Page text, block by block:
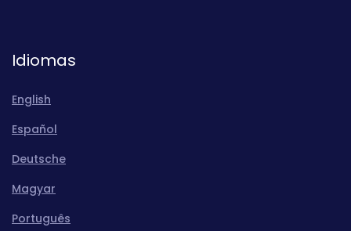
Idiomas
English
Español
Deutsche
Magyar
Português